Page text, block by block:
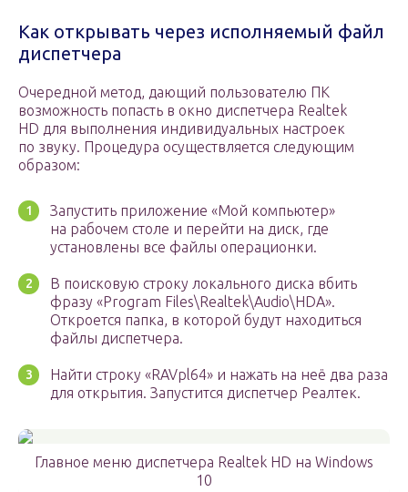
Как открывать через исполняемый файл
диспетчера
Очередной метод, дающий пользователю ПК
возможность попасть в окно диспетчера Realtek
HD для выполнения индивидуальных настроек
по звуку. Процедура осуществляется следующим
образом:
Запустить приложение «Мой компьютер»
на рабочем столе и перейти на диск, где
установлены все файлы операционки.
В поисковую строку локального диска вбить
фразу «Program Files\Realtek\Audio\HDA».
Откроется папка, в которой будут находиться
файлы диспетчера.
Найти строку «RAVpl64» и нажать на неё два раза
для открытия. Запустится диспетчер Реалтек.
Главное меню диспетчера Realtek HD на Windows
10